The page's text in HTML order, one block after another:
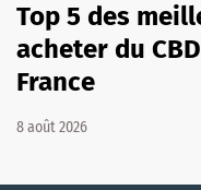
Top 5 des
acheter du
France
8 août 2026